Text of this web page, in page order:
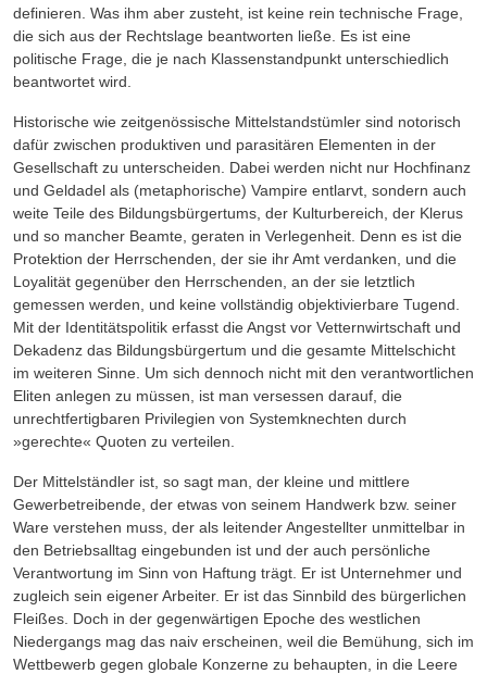
definieren. Was ihm aber zusteht, ist keine rein technische Frage,
die sich aus der Rechtslage beantworten ließe. Es ist eine
politische Frage, die je nach Klassenstandpunkt unterschiedlich
beantwortet wird.
Historische wie zeitgenössische Mittelstandstümler sind notorisch
dafür zwischen produktiven und parasitären Elementen in der
Gesellschaft zu unterscheiden. Dabei werden nicht nur Hochfinanz
und Geldadel als (metaphorische) Vampire entlarvt, sondern auch
weite Teile des Bildungsbürgertums, der Kulturbereich, der Klerus
und so mancher Beamte, geraten in Verlegenheit. Denn es ist die
Protektion der Herrschenden, der sie ihr Amt verdanken, und die
Loyalität gegenüber den Herrschenden, an der sie letztlich
gemessen werden, und keine vollständig objektivierbare Tugend.
Mit der Identitätspolitik erfasst die Angst vor Vetternwirtschaft und
Dekadenz das Bildungsbürgertum und die gesamte Mittelschicht
im weiteren Sinne. Um sich dennoch nicht mit den verantwortlichen
Eliten anlegen zu müssen, ist man versessen darauf, die
unrechtfertigbaren Privilegien von Systemknechten durch
»gerechte« Quoten zu verteilen.
Der Mittelständler ist, so sagt man, der kleine und mittlere
Gewerbetreibende, der etwas von seinem Handwerk bzw. seiner
Ware verstehen muss, der als leitender Angestellter unmittelbar in
den Betriebsalltag eingebunden ist und der auch persönliche
Verantwortung im Sinn von Haftung trägt. Er ist Unternehmer und
zugleich sein eigener Arbeiter. Er ist das Sinnbild des bürgerlichen
Fleißes. Doch in der gegenwärtigen Epoche des westlichen
Niedergangs mag das naiv erscheinen, weil die Bemühung, sich im
Wettbewerb gegen globale Konzerne zu behaupten, in die Leere